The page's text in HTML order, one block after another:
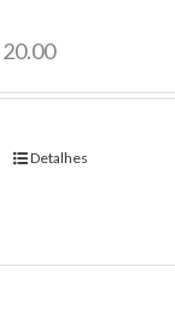
20.00
Detalhes